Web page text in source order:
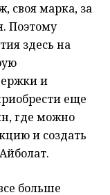
своя марка, за
Поэтому
здесь на
и
еще
где можно
и создать
больше